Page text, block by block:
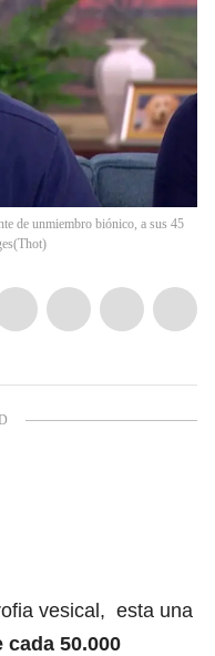
de unmiembro biónico, a sus 45
(Thot)
vesical, esta una
cada 50.000